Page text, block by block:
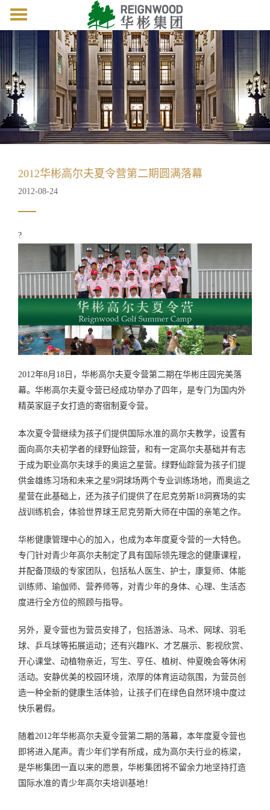
Toggle
navigation
2012华彬高尔夫夏令营第二期圆满落幕
2012-08-24
?
2012年8月18日，华彬高尔夫夏令营第二期在华彬庄园完美落
幕。华彬高尔夫夏令营已经成功举办了四年，是专门为国内外
精英家庭子女打造的寄宿制夏令营。
本次夏令营继续为孩子们提供国际水准的高尔夫教学，设置有
面向高尔夫初学者的绿野仙踪营，和有一定高尔夫基础并有志
于成为职业高尔夫球手的奥运之星营。绿野仙踪营为孩子们提
供金雄练习场和未来之星9洞球场两个专业训练场地，而奥运之
星营在此基础上，还为孩子们提供了在尼克劳斯18洞赛场的实
战训练机会，体验世界球王尼克劳斯大师在中国的亲笔之作。
华彬健康管理中心的加入，也成为本年度夏令营的一大特色。
专门针对青少年高尔夫制定了具有国际领先理念的健康课程，
并配备顶级的专家团队，包括私人医生、护士，康复师、体能
训练师、瑜伽师、营养师等，对青少年的身体、心理、生活态
度进行全方位的照顾与指导。
另外，夏令营也为营员安排了，包括游泳、马术、网球、羽毛
球、乒乓球等拓展运动；还有兴趣PK、才艺展示、影视欣赏、
开心课堂、动植物亲近，写生、亨任、植树、仲夏晚会等休闲
活动。安静优美的校园环境，浓厚的体育运动氛围，为营员创
造一种全新的健康生活体验，让孩子们在绿色自然环境中度过
快乐暑假。
随着2012年华彬高尔夫夏令营第二期的落幕，本年度夏令营也
即将进入尾声。青少年们学有所成，成为高尔夫行业的栋梁，
是华彬集团一直以来的愿景，华彬集团将不留余力地坚持打造
国际水准的青少年高尔夫培训基地！